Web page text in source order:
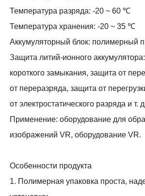
Температура разряда: -20 ~ 60 ℃
Температура хранения: -20 ~ 35 ℃
Аккумуляторный блок: полимерный
Защита литий-ионного
короткого замыкания, защита от
от переразряда, защита от
от электростатического разряда и т.
Применение: оборудование для
изображений VR, оборудование VR.
Особенности продукта
1. Полимерная упаковка проста,